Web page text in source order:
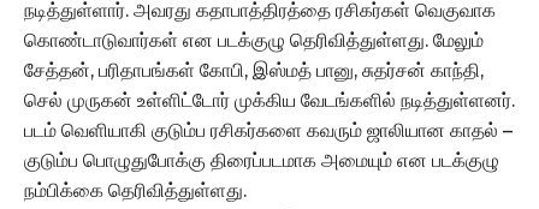
நடித்துள்ளார். அவரது கதாபாத்திரத்தை ரசிகர்கள் வெகுவாக
கொண்டாடுவார்கள் என படக்குழு தெரிவித்துள்ளது. மேலும்
சேத்தன், பரிதாபங்கள் கோபி, இஸ்மத் பானு, சுதர்சன் காந்தி,
செல் முருகன் உள்ளிட்டோர் முக்கிய வேடங்களில் நடித்துள்ளனர்.
படம் வெளியாகி குடும்ப ரசிகர்களை கவரும் ஜாலியான காதல் –
குடும்ப பொழுதுபோக்கு திரைப்படமாக அமையும் என படக்குழு
நம்பிக்கை தெரிவித்துள்ளது.